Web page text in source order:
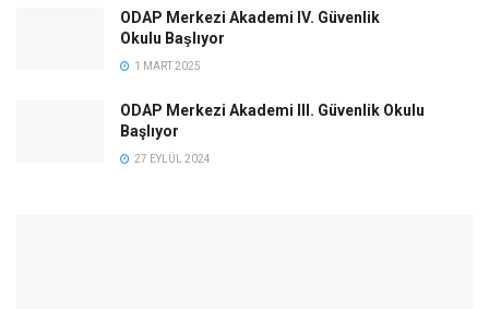
ODAP Merkezi Akademi IV. Güvenlik
Okulu Başlıyor
1 MART 2025
ODAP Merkezi Akademi lll. Güvenlik Okulu
Başlıyor
27 EYLÜL 2024